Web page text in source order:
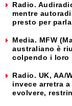
Radio.
mentre
presto per
Media. MFW
australiano è
colpendo i loro
Radio. UK, AA/
invece arretra
evolvere,